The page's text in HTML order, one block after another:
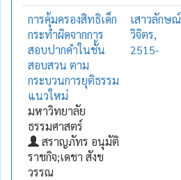
การคุ้มครองสิทธิเด็ก
กระทำผิดจากการ
สอบปากคำในชั้น
สอบสวน ตาม
กระบวนการยุติธรรม
แนวใหม่
มหาวิทยาลัย
ธรรมศาสตร์
สราญภัทร อนุมัติ
ราชกิจ;เดชา สังข
วรรณ
เสาวลักษณ์
วิจิตร,
2515-